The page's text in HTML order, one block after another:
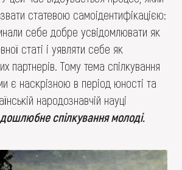
статевою самоідентифікацією:
себе добре усвідомлювати як
статі і уявляти себе як
партнерів. Тому тема спілкування
є наскрізною в період юності та
народознавчій науці
дошлюбне спілкування молоді.